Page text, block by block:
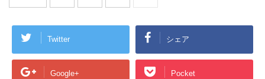
Twitter シェア
Google+ Pocket